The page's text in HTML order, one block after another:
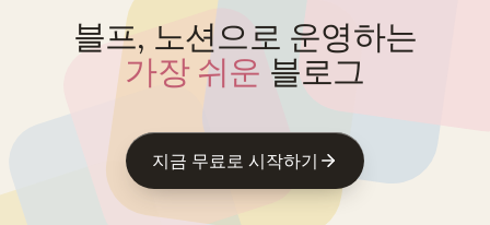
블프, 노션으로 운영하는
가장 쉬운 블로그
지금 무료로 시작하기